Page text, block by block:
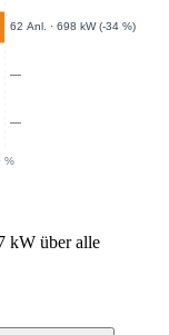
kW über alle